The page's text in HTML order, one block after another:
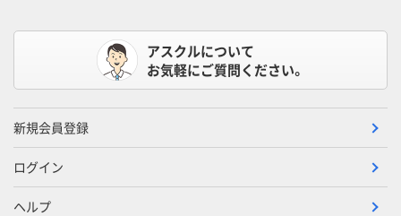
アスクルについて
お気軽にご質問ください。
新規会員登録
ログイン
ヘルプ